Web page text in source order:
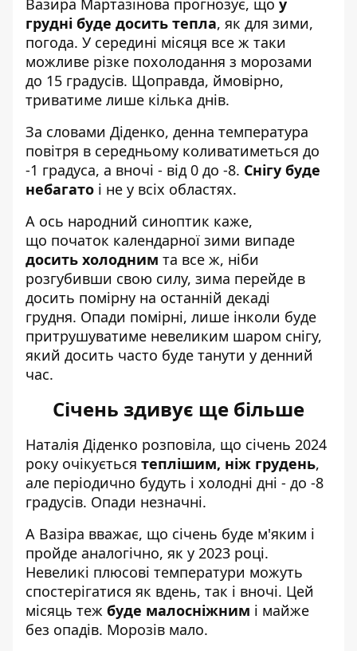
Вазира Мартазінова прогнозує, що у
грудні буде досить тепла, як для зими,
погода. У середині місяця все ж таки
можливе різке похолодання з морозами
до 15 градусів. Щоправда, ймовірно,
триватиме лише кілька днів.
За словами Діденко, денна температура
повітря в середньому коливатиметься до
-1 градуса, а вночі - від 0 до -8. Снігу буде
небагато і не у всіх областях.
А ось народний синоптик каже,
що початок календарної зими випаде
досить холодним та все ж, ніби
розгубивши свою силу, зима перейде в
досить помірну на останній декаді
грудня. Опади помірні, лише інколи буде
притрушуватиме невеликим шаром снігу,
який досить часто буде танути у денний
час.
Січень здивує ще більше
Наталія Діденко розповіла, що січень 2024
року очікується теплішим, ніж грудень,
але періодично будуть і холодні дні - до -8
градусів. Опади незначні.
А Вазіра вважає, що січень буде м'яким і
пройде аналогічно, як у 2023 році.
Невеликі плюсові температури можуть
спостерігатися як вдень, так і вночі. Цей
місяць теж буде малосніжним і майже
без опадів. Морозів мало.